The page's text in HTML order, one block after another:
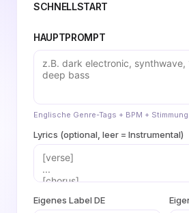
SCHNELLSTART
HAUPTPROMPT
Englische Genre-Tags + BPM +
Lyrics (optional, leer = Instrumental)
Eigenes Label DE